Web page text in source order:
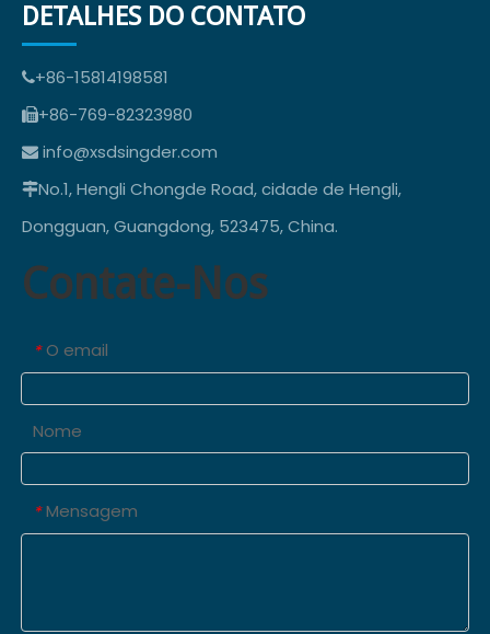
DETALHES DO CONTATO
+86-15814198581
+86-769-82323980
 info@xsdsingder.com
No.1, Hengli Chongde Road, cidade de Hengli,
Dongguan, Guangdong, 523475, China.
Contate-Nos
* O email
Nome
* Mensagem